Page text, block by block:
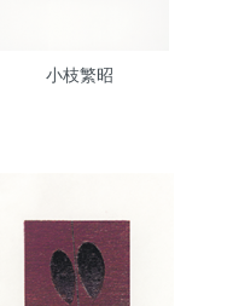
小枝繁昭